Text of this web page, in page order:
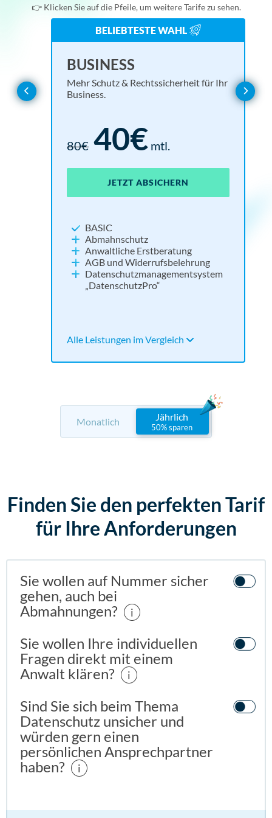
Online-Shop
Verein
Webseitenbetreiber
👉 Klicken Sie auf die Pfeile, um weitere Tarife zu sehen.
BELIEBTESTE WAHL
BASIC
BUSINESS
Alles, was Sie für eine rechtssichere Website brauchen.
Mehr Schutz & Rechtssicherheit für Ihr
Business.
15€mtl.
80€ 40€ mtl.
JETZT ABSICHERNJETZT ABSICHERN
NEU: Widerrufsbutton
Impressum und Datenschutz
Cookie Consent Tool
Social Media absichern
Tools für Barrierefreiheit und KI
BASIC
Abmahnschutz
Anwaltliche Erstberatung
AGB und Widerrufsbelehrung
Datenschutzmanagementsystem
„DatenschutzPro“
Alle Leistungen im Vergleich
Alle Leistungen im Vergleich
Monatlich Jährlich
50% sparen
Finden Sie den perfekten Tarif
für Ihre Anforderungen
Sie wollen auf Nummer sicher
gehen, auch bei
Abmahnungen?
i
Sie wollen Ihre individuellen
Fragen direkt mit einem
Anwalt klären?
i
Sind Sie sich beim Thema
Datenschutz unsicher und
würden gern einen
persönlichen Ansprechpartner
haben?
i